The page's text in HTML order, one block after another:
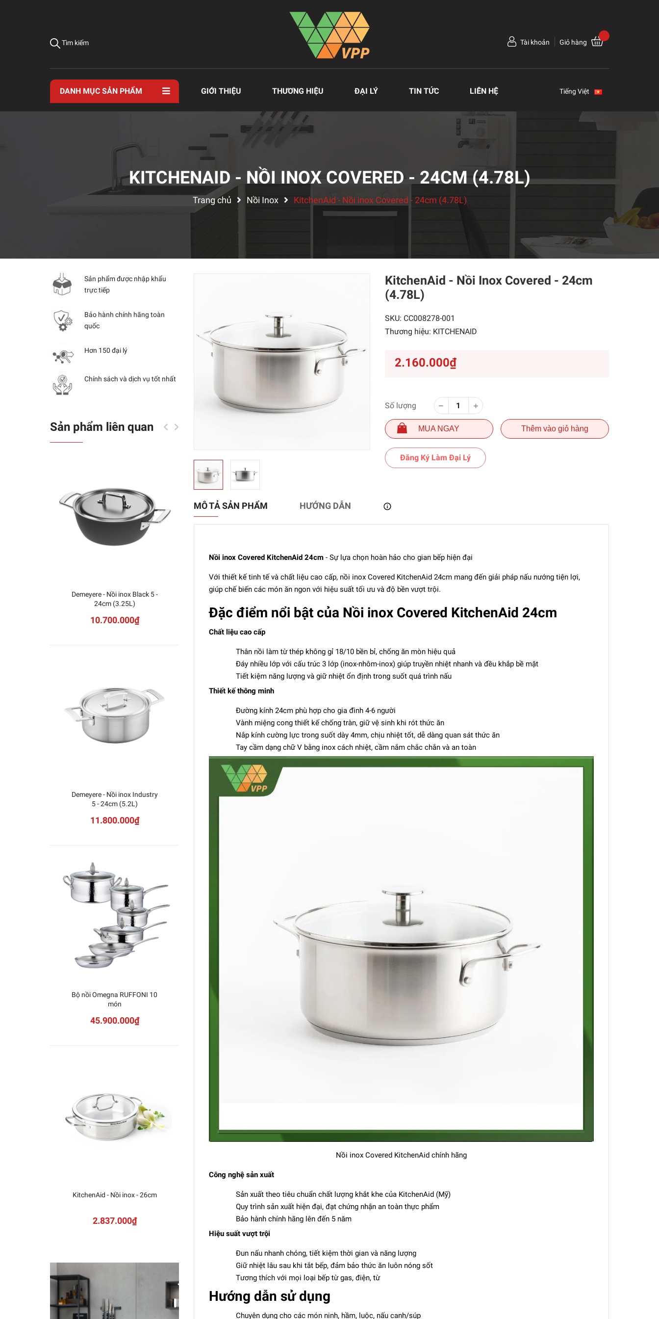
Tìm kiếm Tài khoản Giỏ hàng
DANH MỤC SẢN PHẨM GIỚI THIỆU THƯƠNG HIỆU ĐẠI LÝ TIN TỨC LIÊN HỆ Tiếng Việt
KITCHENAID - NỒI INOX COVERED - 24CM (4.78L)
Trang chủ Nồi Inox KitchenAid - Nồi inox Covered - 24cm (4.78L)
KitchenAid - Nồi Inox Covered - 24cm
(4.78L)
SKU: CC008278-001
Thương hiệu: KITCHENAID
2.160.000₫
Số lượng
MUA NGAY Thêm vào giỏ hàng
Đăng Ký Làm Đại Lý
MÔ TẢ SẢN PHẨM HƯỚNG DẪN
Nồi inox Covered KitchenAid 24cm- Sự lựa chọn hoàn hảo cho gian bếp hiện đại
Với thiết kế tinh tế và chất liệu cao cấp, nồi inox Covered KitchenAid 24cm mang đến giải pháp nấu nướng tiện lợi,
giúp chế biến các món ăn ngon với hiệu suất tối ưu và độ bền vượt trội.
Đặc điểm nổi bật của Nồi inox Covered KitchenAid 24cm
Chất liệu cao cấp
Thân nồi làm từ thép không gỉ 18/10 bền bỉ, chống ăn mòn hiệu quả
Đáy nhiều lớp với cấu trúc 3 lớp (inox-nhôm-inox) giúp truyền nhiệt nhanh và đều khắp bề mặt
Tiết kiệm năng lượng và giữ nhiệt ổn định trong suốt quá trình nấu
Thiết kế thông minh
Đường kính 24cm phù hợp cho gia đình 4-6 người
Vành miệng cong thiết kế chống tràn, giữ vệ sinh khi rót thức ăn
Nắp kính cường lực trong suốt dày 4mm, chịu nhiệt tốt, dễ dàng quan sát thức ăn
Tay cầm dạng chữ V bằng inox cách nhiệt, cầm nắm chắc chắn và an toàn
Nồi inox Covered KitchenAid chính hãng
Công nghệ sản xuất
Sản xuất theo tiêu chuẩn chất lượng khắt khe của KitchenAid (Mỹ)
Quy trình sản xuất hiện đại, đạt chứng nhận an toàn thực phẩm
Bảo hành chính hãng lên đến 5 năm
Hiệu suất vượt trội
Đun nấu nhanh chóng, tiết kiệm thời gian và năng lượng
Giữ nhiệt lâu sau khi tắt bếp, đảm bảo thức ăn luôn nóng sốt
Tương thích với mọi loại bếp từ gas, điện, từ
Hướng dẫn sử dụng
Chuyên dụng cho các món ninh, hầm, luộc, nấu canh/súp
Sản phẩm được nhập khẩu
trực tiếp
Bảo hành chính hãng toàn
quốc
Hơn 150 đại lý
Chính sách và dịch vụ tốt nhất
Sản phẩm liên quan
Demeyere - Nồi inox Black 5 -
24cm (3.25L)
10.700.000₫
Demeyere - Nồi inox Industry
5 - 24cm (5.2L)
11.800.000₫
Bộ nồi Omegna RUFFONI 10
món
45.900.000₫
KitchenAid - Nồi inox - 26cm
2.837.000₫
Nồi Chef Classic inox LACOR -
4.908.000₫
Nồi Chef Classic inox LACOR -